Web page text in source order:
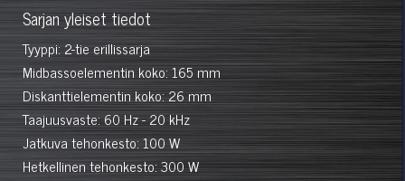
Sarjan yleiset tiedot
Tyyppi: 2-tie erillissarja
Midbassoelementin koko: 165 mm
Diskanttielementin koko: 26 mm
Taajuusvaste: 60 Hz - 20 kHz
Jatkuva tehonkesto: 100 W
Hetkellinen tehonkesto: 300 W